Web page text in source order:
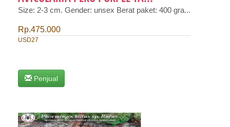
Size: 2-3 cm. Gender: unsex Berat paket: 400 gra...
Rp.475.000
USD27
Penjual